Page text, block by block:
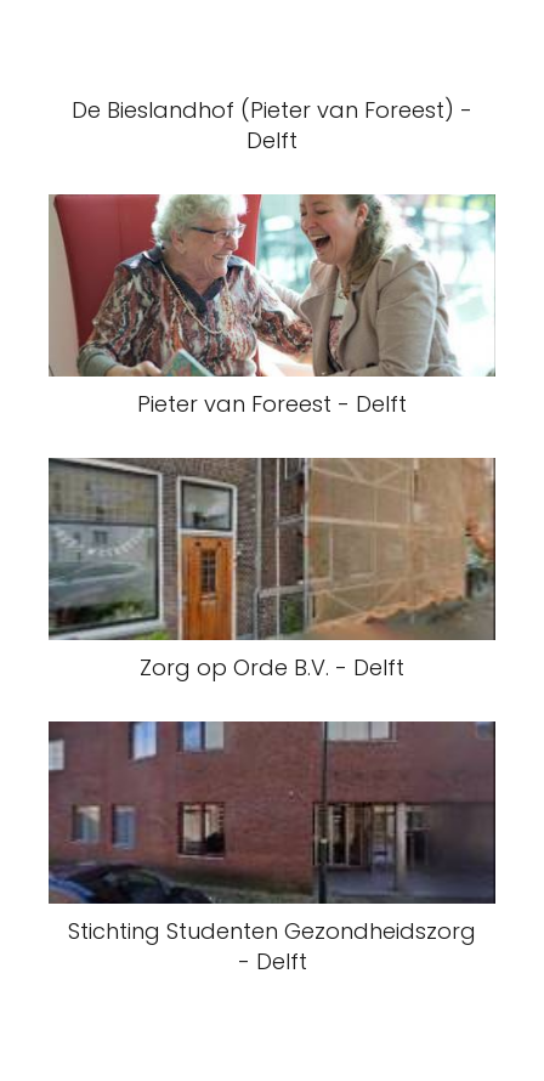
De Bieslandhof (Pieter van Foreest) -
Delft
Pieter van Foreest - Delft
Zorg op Orde B.V. - Delft
Stichting Studenten Gezondheidszorg
- Delft